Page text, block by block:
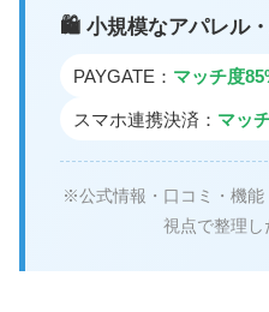
🛍️ 小規模なアパレル
PAYGATE： マッチ度
スマホ連携決済： マッ
※公式情報・口コミ・機能
視点で整理し